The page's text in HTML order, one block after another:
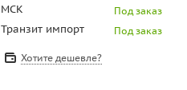
МСК Под заказ
Транзит импорт Под заказ
Хотите дешевле?